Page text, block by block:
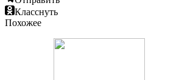
Класснуть
Похожее